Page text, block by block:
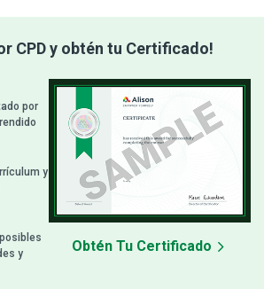
CPD y obtén tu Certificado!
por
y
y
Obtén Tu Certificado